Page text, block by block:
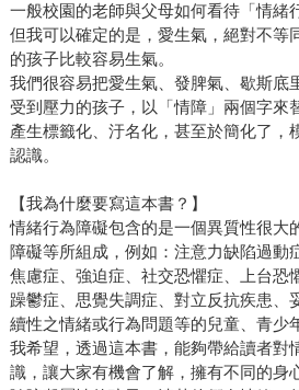
一般校園的老師與父母如何看待「情緒
但我可以確定的是，愛生氣，絕對不等
的孩子比較容易生氣。
我們很容易把愛生氣、發脾氣、歇斯底
受到壓力的孩子，以「情障」兩個字來
產生標籤化、汙名化，甚至於簡化了，
認識。
【我為什麼要寫這本書？】
情緒行為障礙包含的是一個異質性很大
障礙等所組成，例如：注意力缺陷過動
焦慮症、強迫症、社交恐懼症、上台恐
躁鬱症、思覺失調症、對立反抗疾患、
續性之情緒或行為問題等的兒童、青少
我希望，透過這本書，能夠帶給讀者對
識，讓大家有機會了解，擁有不同的身